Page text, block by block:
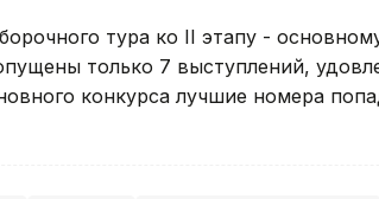
тура ко II этапу -
только 7 выступлений,
конкурса лучшие номера